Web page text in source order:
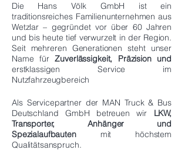
Die Hans Völk GmbH ist ein
traditionsreiches Familienunternehmen aus
Wetzlar – gegründet vor über 60 Jahren
und bis heute tief verwurzelt in der Region.
Seit mehreren Generationen steht unser
Name fürZuverlässigkeit, Präzision und
erstklassigen Service im
Nutzfahrzeugbereich
Als Servicepartner der MAN Truck & Bus
Deutschland GmbH betreuen wir LKW,
Transporter, Anhänger und
Spezialaufbautenmit höchstem
Qualitätsanspruch.